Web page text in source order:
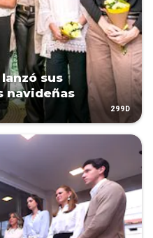
sus
navideñas
299D